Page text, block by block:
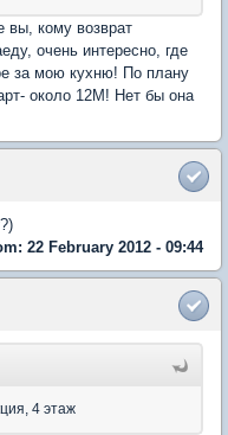
вы, кому возврат
очень интересно, где
за мою кухню! По плану
около 12М! Нет бы она
22 February 2012 - 09:44
4 этаж